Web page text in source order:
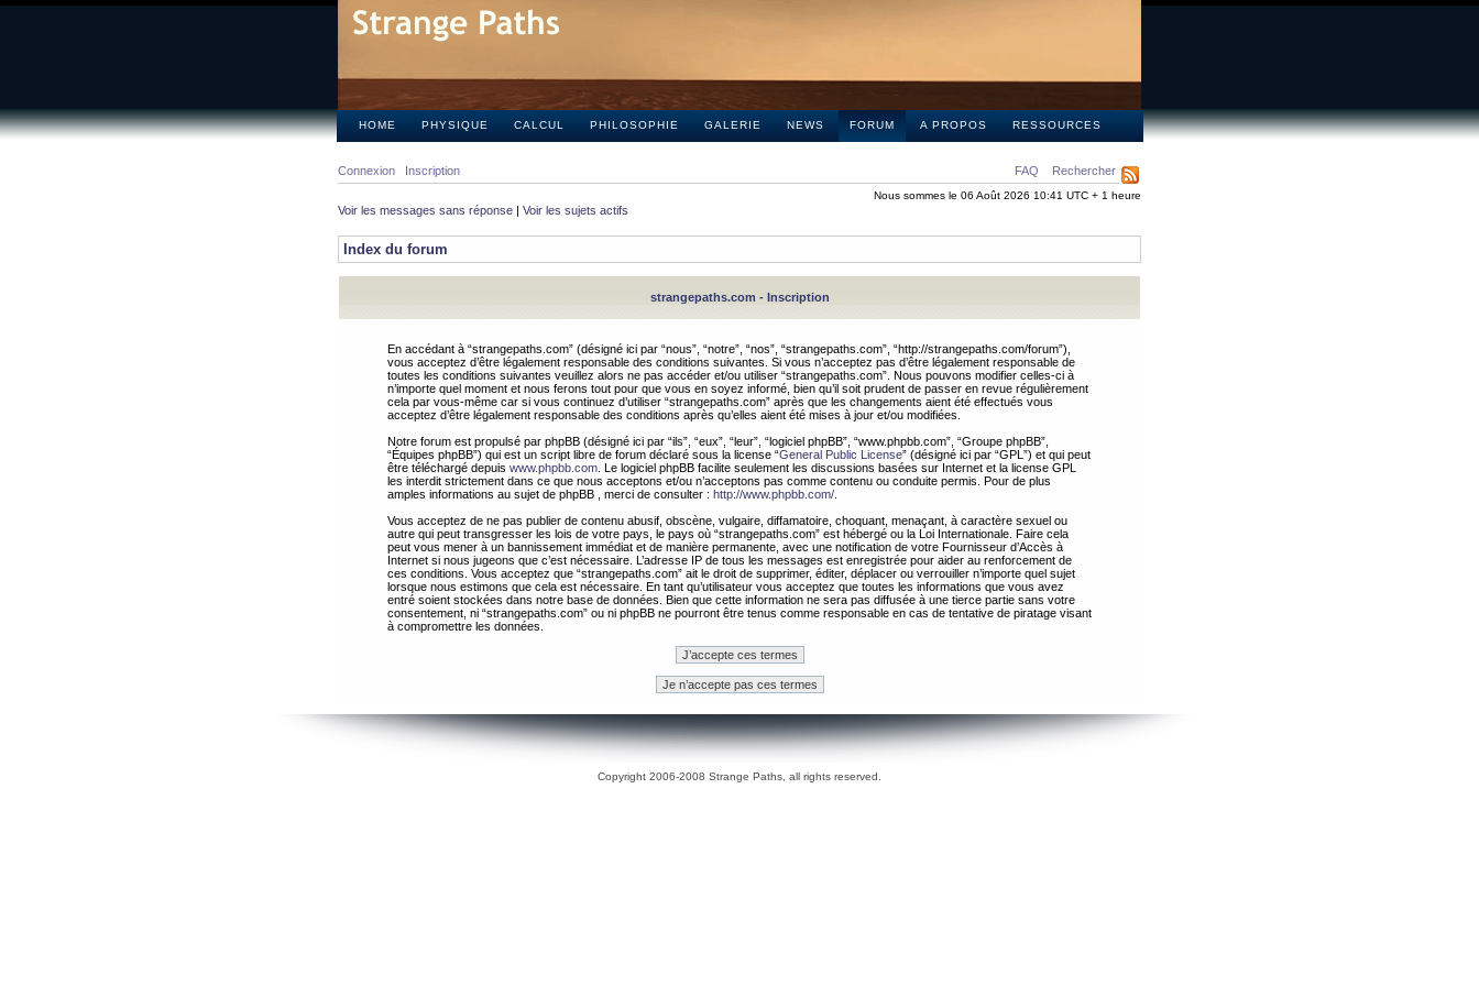
HOME PHYSIQUE CALCUL PHILOSOPHIE GALERIE NEWS FORUM A PROPOS RESSOURCES
FAQ Rechercher
Connexion Inscription
Nous sommes le 06 Août 2026 10:41 UTC + 1 heure
Voir les messages sans réponse | Voir les sujets actifs
Index du forum
strangepaths.com - Inscription
En accédant à “strangepaths.com” (désigné ici par “nous”, “notre”, “nos”, “strangepaths.com”, “http://strangepaths.com/forum”),
vous acceptez d’être légalement responsable des conditions suivantes. Si vous n’acceptez pas d’être légalement responsable de
toutes les conditions suivantes veuillez alors ne pas accéder et/ou utiliser “strangepaths.com”. Nous pouvons modifier celles-ci à
n’importe quel moment et nous ferons tout pour que vous en soyez informé, bien qu’il soit prudent de passer en revue régulièrement
cela par vous-même car si vous continuez d’utiliser “strangepaths.com” après que les changements aient été effectués vous
acceptez d’être légalement responsable des conditions après qu’elles aient été mises à jour et/ou modifiées.
Notre forum est propulsé par phpBB (désigné ici par “ils”, “eux”, “leur”, “logiciel phpBB”, “www.phpbb.com”, “Groupe phpBB”,
“Équipes phpBB”) qui est un script libre de forum déclaré sous la license “General Public License” (désigné ici par “GPL”) et qui peut
être téléchargé depuis www.phpbb.com . Le logiciel phpBB facilite seulement les discussions basées sur Internet et la license GPL
les interdit strictement dans ce que nous acceptons et/ou n’acceptons pas comme contenu ou conduite permis. Pour de plus
amples informations au sujet de phpBB , merci de consulter : http://www.phpbb.com/
Vous acceptez de ne pas publier de contenu abusif, obscène, vulgaire, diffamatoire, choquant, menaçant, à caractère sexuel ou
autre qui peut transgresser les lois de votre pays, le pays où “strangepaths.com” est hébergé ou la Loi Internationale. Faire cela
peut vous mener à un bannissement immédiat et de manière permanente, avec une notification de votre Fournisseur d’Accès à
Internet si nous jugeons que c’est nécessaire. L’adresse IP de tous les messages est enregistrée pour aider au renforcement de
ces conditions. Vous acceptez que “strangepaths.com” ait le droit de supprimer, éditer, déplacer ou verrouiller n’importe quel sujet
lorsque nous estimons que cela est nécessaire. En tant qu’utilisateur vous acceptez que toutes les informations que vous avez
entré soient stockées dans notre base de données. Bien que cette information ne sera pas diffusée à une tierce partie sans votre
consentement, ni “strangepaths.com” ou ni phpBB ne pourront être tenus comme responsable en cas de tentative de piratage visant
à compromettre les données.
Copyright 2006-2008 Strange Paths, all rights reserved.